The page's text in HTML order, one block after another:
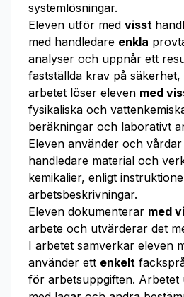
systemlösningar.
Eleven utför med visst
med handledare enkla
analyser och uppnår ett
fastställda krav på
arbetet löser eleven med
fysikaliska och
beräkningar och laborativt
Eleven använder och vårdar
handledare material och
kemikalier, enligt
arbetsbeskrivningar.
Eleven dokumenterar med
arbete och utvärderar det
I arbetet samverkar eleven
använder ett enkelt
för arbetsuppgiften. Arbetet